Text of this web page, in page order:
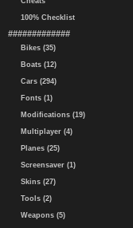
100% Checklist
#############
Bikes (35)
Boats (12)
Cars (294)
Fonts (1)
Modifications (19)
Multiplayer (4)
Planes (25)
Screensaver (1)
Skins (27)
Tools (2)
Weapons (5)